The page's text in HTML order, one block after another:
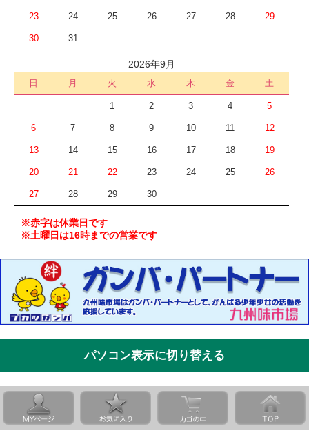
23 24 25 26 27 28 29
30 31
2026年9月
日 月 火 水 木 金 土
1 2 3 4 5
6 7 8 9 10 11 12
13 14 15 16 17 18 19
20 21 22 23 24 25 26
27 28 29 30
※赤字は休業日です
※土曜日は16時までの営業です
パソコン表示に切り替える